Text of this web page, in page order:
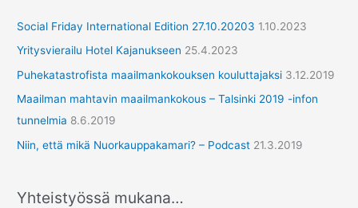
Social Friday International Edition 27.10.20203 1.10.2023
Yritysvierailu Hotel Kajanukseen 25.4.2023
Puhekatastrofista maailmankokouksen kouluttajaksi 3.12.2019
Maailman mahtavin maailmankokous – Talsinki 2019 -infon
tunnelmia 8.6.2019
Niin, että mikä Nuorkauppakamari? – Podcast 21.3.2019
Yhteistyössä mukana…